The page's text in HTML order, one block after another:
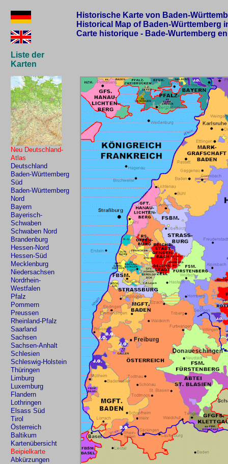
Historische Karte von Baden-
Historical Map of Baden-Württemberg
Carte historique - Bade-Wurtemberg
Liste der
Karten
Neu Deutschland-
Atlas
Deutschland
Baden-Württemberg
Süd
Baden-Württemberg
Nord
Bayern
Bayerisch-
Schwaben
Schwaben Nord
Brandenburg
Hessen-Nord
Hessen-Süd
Mecklenburg
Niedersachsen
Nordrhein-
Westfalen
Pfalz
Pommern
Preussen
Rheinland-Pfalz
Saarland
Sachsen
Sachsen-Anhalt
Schlesien
Schleswig-Holstein
Thüringen
Limburg
Luxemburg
Flandern
Lothringen
Elsass Süd
Tirol
Österreich
Baltikum
Kartenübersicht
Beipielkarte
Abkürzungen